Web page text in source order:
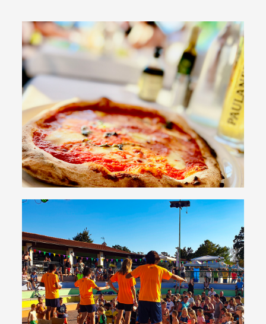
Restauration
Bars et restaurants avec pizza et cuisine italienne
Bon appétit !
Animation
Différents spectacles et types d'animation, pour les
adultes et les enfants
Amusez-vous avec nous